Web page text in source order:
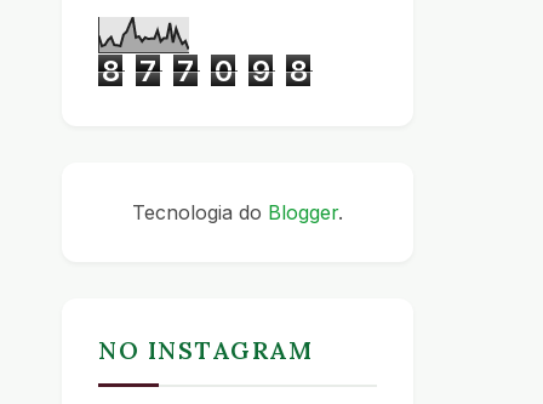
8 7 7 0 9 8
Tecnologia do Blogger.
NO INSTAGRAM